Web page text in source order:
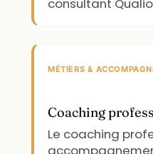
consultant
MÉTIERS &
Coaching
Le coaching